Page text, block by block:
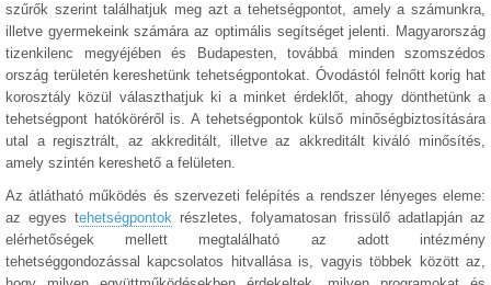
szűrők szerint találhatjuk meg azt a tehetségpontot, amely a számunkra,
illetve gyermekeink számára az optimális segítséget jelenti. Magyarország
tizenkilenc megyéjében és Budapesten, továbbá minden szomszédos
ország területén kereshetünk tehetségpontokat. Óvodástól felnőtt korig hat
korosztály közül választhatjuk ki a minket érdeklőt, ahogy dönthetünk a
tehetségpont hatóköréről is. A tehetségpontok külső minőségbiztosítására
utal a regisztrált, az akkreditált, illetve az akkreditált kiváló minősítés,
amely szintén kereshető a felületen.
Az átlátható működés és szervezeti felépítés a rendszer lényeges eleme:
az egyes tehetségpontok részletes, folyamatosan frissülő adatlapján az
elérhetőségek mellett megtalálható az adott intézmény
tehetséggondozással kapcsolatos hitvallása is, vagyis többek között az,